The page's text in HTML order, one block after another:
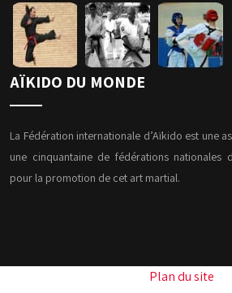
AÏKIDO DU MONDE
La Fédération internationale d’Aïkido est une
une cinquantaine de fédérations nationales
pour la promotion de cet art martial.
Plan du site